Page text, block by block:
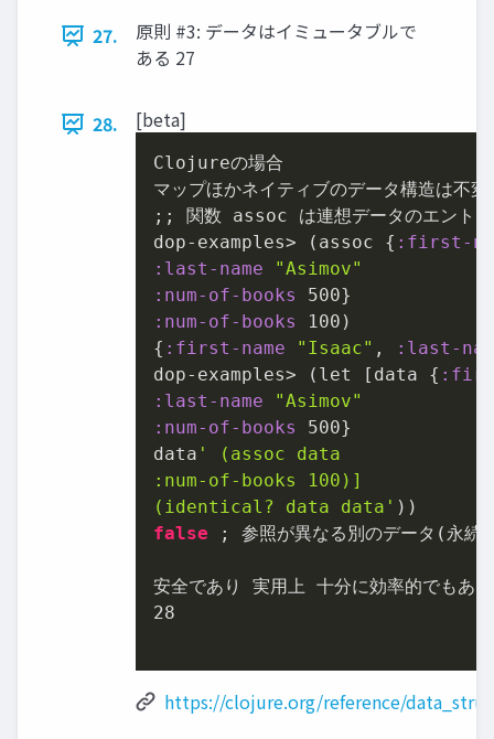
27.
原則 #3: データはイミュータブルで
ある 27
28. [beta]
Clojureの場合
マップほかネイティブのデータ構造は不変
;; 関数 assoc は連想データのエント
dop-examples> (assoc { :first-
:last-name
"Asimov"
:num-of-books
500
:num-of-books
100 )
{ :first-name "Isaac" ,
:last-
dop-examples> (let [data {
:last-name
"Asimov"
:num-of-books
500}
data ' (assoc data
:num-of-books 100)]
(identical? data data'
false ; 参照が異なる別のデータ(永続
28
https://clojure.org/reference/